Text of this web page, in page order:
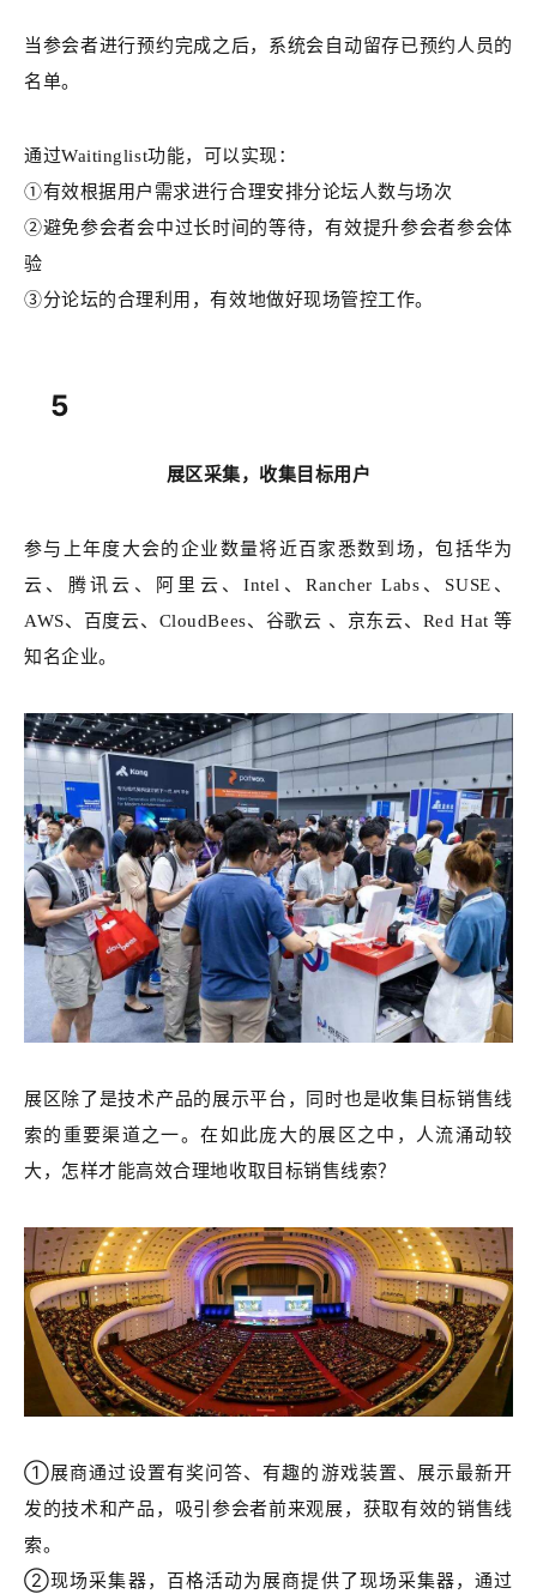
当参会者进行预约完成之后，系统会自动留存已预约人员的
名单。
通过Waitinglist功能，可以实现：
①有效根据用户需求进行合理安排分论坛人数与场次
②避免参会者会中过长时间的等待，有效提升参会者参会体
验
③分论坛的合理利用，有效地做好现场管控工作。
5
展区采集，收集目标用户
参与上年度大会的企业数量将近百家悉数到场，包括华为
云、腾讯云、阿里云、Intel、Rancher Labs、SUSE、
AWS、百度云、CloudBees、谷歌云 、京东云、Red Hat 等
知名企业。
展区除了是技术产品的展示平台，同时也是收集目标销售线
索的重要渠道之一。在如此庞大的展区之中，人流涌动较
大，怎样才能高效合理地收取目标销售线索？
①展商通过设置有奖问答、有趣的游戏装置、展示最新开
发的技术和产品，吸引参会者前来观展，获取有效的销售线
索。
②现场采集器，
百格活动为展商提供了现场采集器，通过